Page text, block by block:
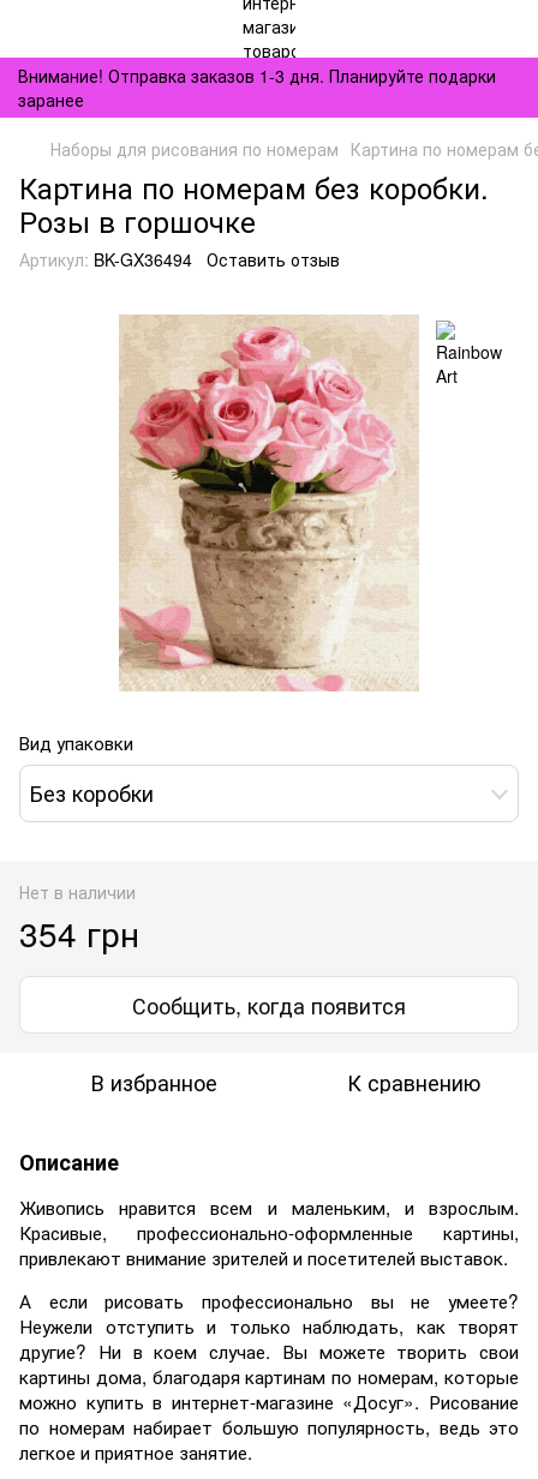
Внимание! Отправка заказов 1-3 дня. Планируйте подарки
заранее
Наборы для рисования по номерам Картина по номерам
Картина по номерам без коробки.
Розы в горшочке
Артикул: BK-GX36494 Оставить отзыв
Вид упаковки
Без коробки
Нет в наличии
354 грн
Сообщить, когда появится
В избранное К сравнению
Описание
Живопись нравится всем и маленьким, и взрослым.
Красивые, профессионально-оформленные картины,
привлекают внимание зрителей и посетителей выставок.
А если рисовать профессионально вы не умеете?
Неужели отступить и только наблюдать, как творят
другие? Ни в коем случае. Вы можете творить свои
картины дома, благодаря картинам по номерам, которые
можно купить в интернет-магазине «Досуг». Рисование
по номерам набирает большую популярность, ведь это
легкое и приятное занятие.